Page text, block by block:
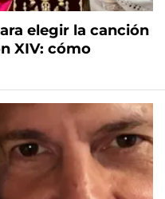
elegir la canción
XIV: cómo